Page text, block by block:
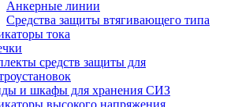
Анкерные линии
Средства защиты втягивающего типа
тока
средств защиты для
и шкафы для хранения СИЗ
высокого напряжения